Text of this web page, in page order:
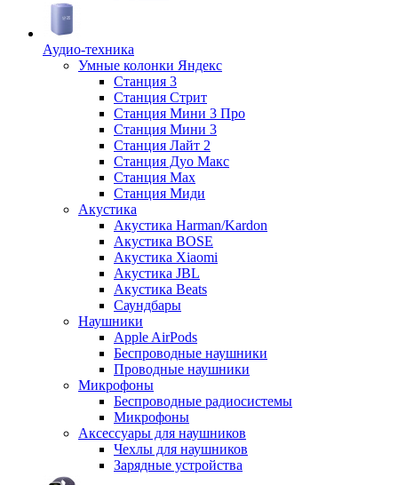
Аудио-техника
Умные колонки Яндекс
Станция 3
Станция Стрит
Станция Мини 3 Про
Станция Мини 3
Станция Лайт 2
Станция Дуо Макс
Станция Max
Станция Миди
Акустика
Акустика Harman/Kardon
Акустика BOSE
Акустика Xiaomi
Акустика JBL
Акустика Beats
Саундбары
Наушники
Apple AirPods
Беспроводные наушники
Проводные наушники
Микрофоны
Беспроводные радиосистемы
Микрофоны
Аксессуары для наушников
Чехлы для наушников
Зарядные устройства